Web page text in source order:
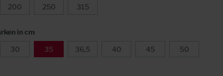
200 250 315
in cm
30 35 36,5 40 45 50